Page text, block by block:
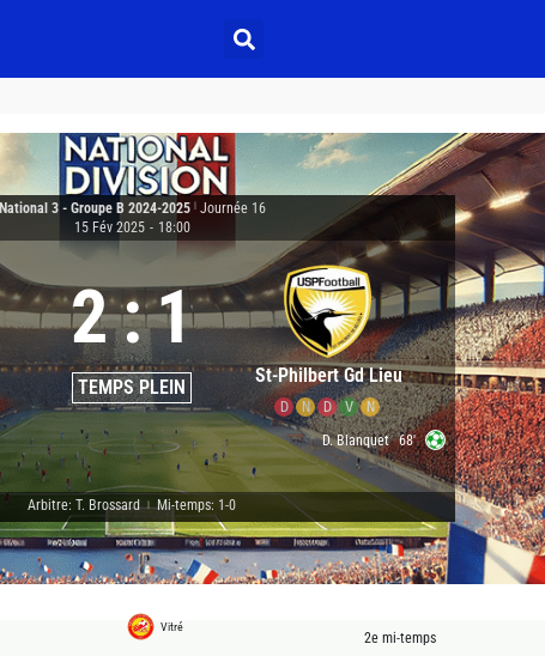
National 3 - Groupe B 2024-2025
Journée 16
15 Fév 2025 - 18:00
2:1
TEMPS PLEIN St-Philbert Gd Lieu
D N D V
N
D. Blanquet 68'
Arbitre: T. Brossard | Mi-temps: 1-0
Vitré
2e mi-temps